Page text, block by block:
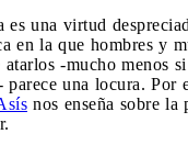
es una virtud
en la que hombres y
atarlos -mucho menos
parece una locura. Por
nos enseña sobre la